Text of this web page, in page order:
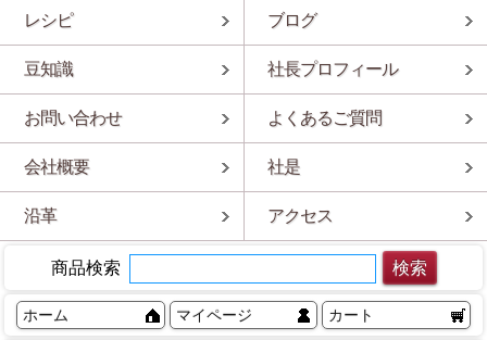
レシピ
豆知識
お問い合わせ
会社概要
沿革
ブログ
社長プロフィール
よくあるご質問
社是
アクセス
商品検索
ホーム マイページ カート